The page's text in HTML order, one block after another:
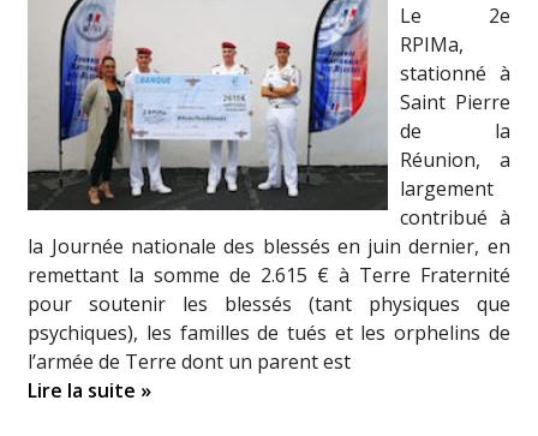
Le 2e
RPIMa,
stationné à
Saint Pierre
de la
Réunion, a
largement
contribué à
la Journée nationale des blessés en juin dernier, en
remettant la somme de 2.615 € à Terre Fraternité
pour soutenir les blessés (tant physiques que
psychiques), les familles de tués et les orphelins de
l’armée de Terre dont un parent est
Lire la suite »